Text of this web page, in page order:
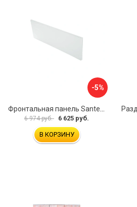
-5%
6 974 руб. 6 625 руб.
В КОРЗИНУ